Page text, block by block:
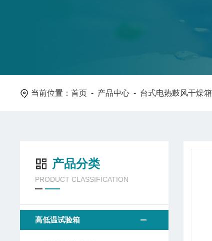
当前位置：首页 - 产品中心 - 台式电热鼓风干燥箱
产品分类
PRODUCT CLASSIFICATION
高低温试验箱